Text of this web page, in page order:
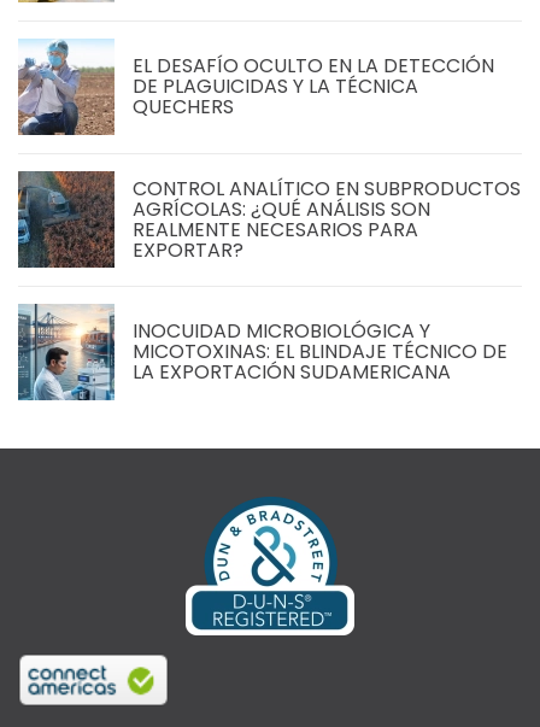
EL DESAFÍO OCULTO EN LA DETECCIÓN
DE PLAGUICIDAS Y LA TÉCNICA
QUECHERS
CONTROL ANALÍTICO EN SUBPRODUCTOS
AGRÍCOLAS: ¿QUÉ ANÁLISIS SON
REALMENTE NECESARIOS PARA
EXPORTAR?
INOCUIDAD MICROBIOLÓGICA Y
MICOTOXINAS: EL BLINDAJE TÉCNICO DE
LA EXPORTACIÓN SUDAMERICANA